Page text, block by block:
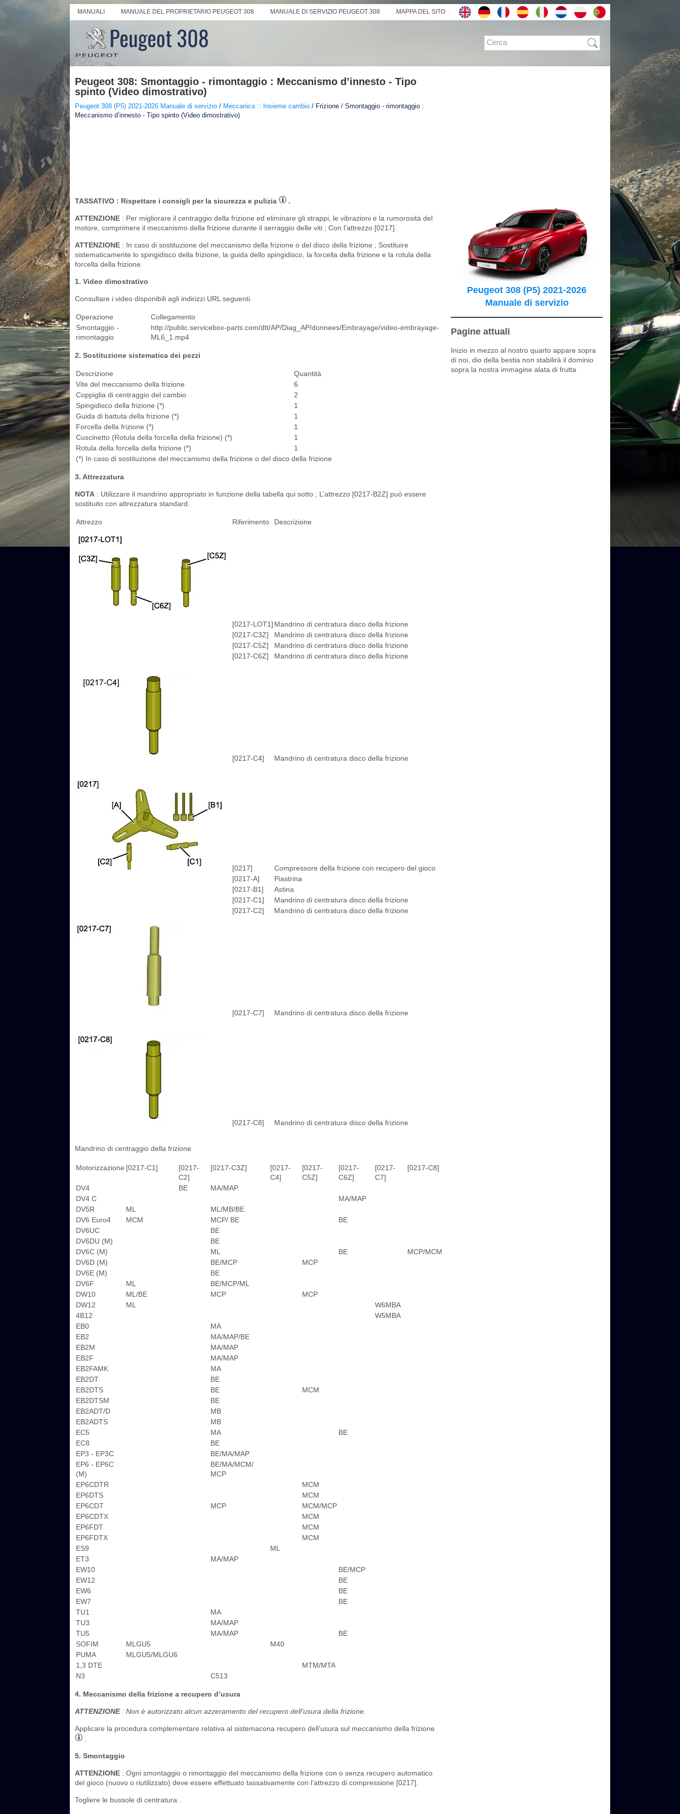
MANUALI MANUALE DEL PROPRIETARIO PEUGEOT 308 MANUALE DI SERVIZIO PEUGEOT 308 MAPPA DEL SITO
Peugeot 308: Smontaggio - rimontaggio : Meccanismo d’innesto - Tipo
spinto (Video dimostrativo)
Peugeot 308 (P5) 2021-2026 Manuale di servizio / Meccanica :: Insieme cambio / Frizione / Smontaggio - rimontaggio :
Meccanismo d’innesto - Tipo spinto (Video dimostrativo)
TASSATIVO : Rispettare i consigli per la sicurezza e pulizia .
ATTENZIONE : Per migliorare il centraggio della frizione ed eliminare gli strappi, le vibrazioni e la rumorosità del
motore, comprimere il meccanismo della frizione durante il serraggio delle viti ; Con l’attrezzo [0217].
ATTENZIONE : In caso di sostituzione del meccanismo della frizione o del disco della frizione ; Sostituire
sistematicamente lo spingidisco della frizione, la guida dello spingidisco, la forcella della frizione e la rotula della
forcella della frizione.
1. Video dimostrativo
Consultare i video disponibili agli indirizzi URL seguenti.
Operazione
Collegamento
Smontaggio -
rimontaggio
http://public.servicebox-parts.com/dtt/AP/Diag_AP/donnees/Embrayage/video-embrayage-
ML6_1.mp4
2. Sostituzione sistematica dei pezzi
Descrizione
Quantità
Vite del meccanismo della frizione
6
Coppiglia di centraggio del cambio
2
Spingidisco della frizione (*)
1
Guida di battuta della frizione (*)
1
Forcella della frizione (*)
1
Cuscinetto (Rotula della forcella della frizione) (*)
1
Rotula della forcella della frizione (*)
1
(*) In caso di sostituzione del meccanismo della frizione o del disco della frizione
3. Attrezzatura
NOTA : Utilizzare il mandrino appropriato in funzione della tabella qui sotto ; L’attrezzo [0217-B2Z] può essere
sostituito con attrezzatura standard.
Attrezzo Riferimento Descrizione
[0217-LOT1] Mandrino di centratura disco della frizione
[0217-C3Z]
Mandrino di centratura disco della frizione
[0217-C5Z]
Mandrino di centratura disco della frizione
[0217-C6Z]
Mandrino di centratura disco della frizione
[0217-C4] Mandrino di centratura disco della frizione
[0217]
Compressore della frizione con recupero del gioco
[0217-A]
Piastrina
[0217-B1]
Astina
[0217-C1]
Mandrino di centratura disco della frizione
[0217-C2]
Mandrino di centratura disco della frizione
[0217-C7] Mandrino di centratura disco della frizione
[0217-C8] Mandrino di centratura disco della frizione
Mandrino di centraggio della frizione
Motorizzazione [0217-C1]
[0217-
C2]
[0217-C3Z]
[0217-
C4]
[0217-
C5Z]
[0217-
C6Z]
[0217-
C7]
[0217-C8]
DV4 BE
MA/MAP
DV4 C
MA/MAP
DV5R
ML
ML/MB/BE
DV6 Euro4
MCM MCP/ BE
BE
DV6UC
BE
DV6DU (M)
BE
DV6C (M)
ML BE
MCP/MCM
DV6D (M)
BE/MCP
MCP
DV6E (M)
BE
DV6F
ML
BE/MCP/ML
DW10
ML/BE MCP
MCP
DW12
ML
W6MBA
4B12
W5MBA
EB0
MA
EB2
MA/MAP/BE
EB2M
MA/MAP
EB2F
MA/MAP
EB2FAMK
MA
EB2DT
BE
EB2DTS
BE
MCM
EB2DTSM
BE
EB2ADT/D
MB
EB2ADTS
MB
EC5
MA
BE
EC8
BE
EP3 - EP3C
BE/MA/MAP
EP6 - EP6C
(M)
BE/MA/MCM/
MCP
EP6CDTR
MCM
EP6DTS
MCM
EP6CDT
MCP
MCM/MCP
EP6CDTX
MCM
EP6FDT
MCM
EP6FDTX
MCM
ES9
ML
ET3
MA/MAP
EW10
BE/MCP
EW12
BE
EW6
BE
EW7
BE
TU1
MA
TU3
MA/MAP
TU5
MA/MAP
BE
SOFIM
MLGU5
M40
PUMA
MLGU5/MLGU6
1,3 DTE
MTM/MTA
N3
C513
4. Meccanismo della frizione a recupero d’usura
ATTENZIONE: Non è autorizzato alcun azzeramento del recupero dell’usura della frizione.
Applicare la procedura complementare relativa al sistemacona recupero dell’usura sul meccanismo della frizione
5. Smontaggio
ATTENZIONE : Ogni smontaggio o rimontaggio del meccanismo della frizione con o senza recupero automatico
del gioco (nuovo o riutilizzato) deve essere effettuato tassativamente con l’attrezzo di compressione [0217].
Togliere le bussole di centratura .
Peugeot 308 (P5) 2021-2026
Manuale di servizio
Pagine attuali
Inizio in mezzo al nostro quarto appare sopra
di noi, dio della bestia non stabilirà il dominio
sopra la nostra immagine alata di frutta